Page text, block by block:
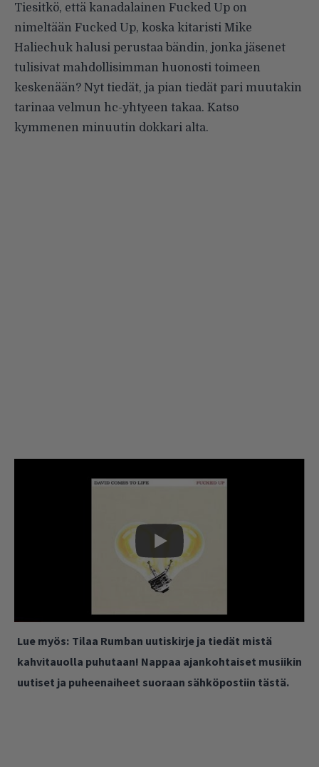
Tiesitkö, että kanadalainen Fucked Up on
nimeltään Fucked Up, koska kitaristi Mike
Haliechuk halusi perustaa bändin, jonka jäsenet
tulisivat mahdollisimman huonosti toimeen
keskenään? Nyt tiedät, ja pian tiedät pari muutakin
tarinaa velmun hc-yhtyeen takaa. Katso
kymmenen minuutin dokkari alta.
Lue myös: Tilaa Rumban uutiskirje ja tiedät mistä
kahvitauolla puhutaan! Nappaa ajankohtaiset musiikin
uutiset ja puheenaiheet suoraan sähköpostiin tästä.